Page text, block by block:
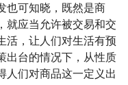
也可知晓，既然是商
就应当允许被交易和交
活，让人们对生活有预
出台的情况下，从性质
人们对商品这一定义出